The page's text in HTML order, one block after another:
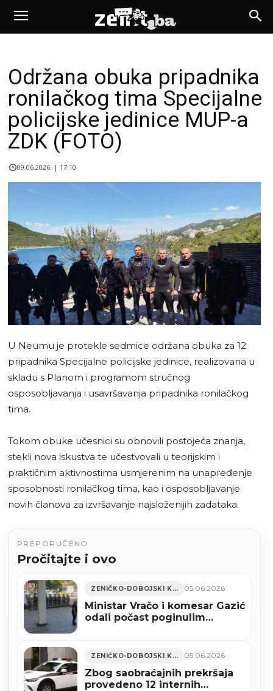
Održana obuka pripadnika
ronilačkog tima Specijalne
policijske jedinice MUP-a
ZDK (FOTO)
09.06.2026. | 17:10
U Neumu je protekle sedmice održana obuka za 12
pripadnika Specijalne policijske jedinice, realizovana u
skladu s Planom i programom stručnog
osposobljavanja i usavršavanja pripadnika ronilačkog
tima.
Tokom obuke učesnici su obnovili postojeća znanja,
stekli nova iskustva te učestvovali u teorijskim i
praktičnim aktivnostima usmjerenim na unapređenje
sposobnosti ronilačkog tima, kao i osposobljavanje
novih članova za izvršavanje najsloženijih zadataka.
PREPORUČENO
Pročitajte i ovo
ZENIČKO-DOBOJSKI KANTON 05.06.2026
Ministar Vračo i komesar Gazić
odali počast poginulim
ZENIČKO-DOBOJSKI KANTON 05.06.2026
Zbog saobraćajnih prekršaja
provedeno 12 internih